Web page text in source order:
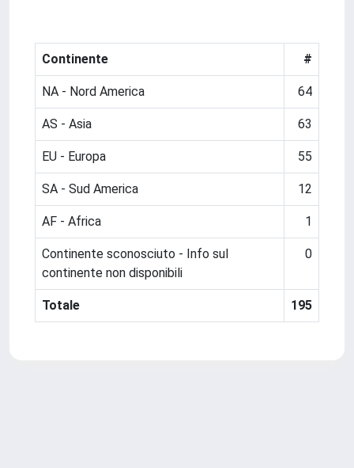
Continente #
NA - Nord America 64
AS - Asia 63
EU - Europa 55
SA - Sud America 12
AF - Africa 1
Continente sconosciuto - Info sul
continente non disponibili
0
Totale 195